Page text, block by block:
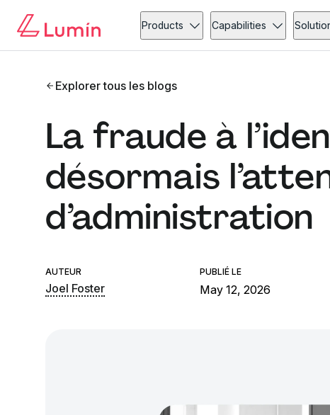
Products Capabilities
Explorer tous les blogs
La fraude à
désormais
d’administration
AUTEUR
Joel Foster
PUBLIÉ LE
May 12, 2026